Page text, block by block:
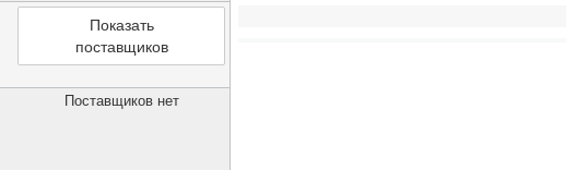
Показать
поставщиков
Поставщиков нет